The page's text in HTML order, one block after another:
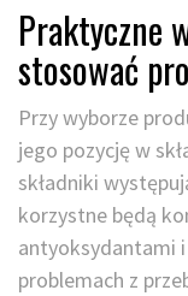
Praktyczne
stosować
Przy wyborze
jego pozycję w
składniki
korzystne będą
antyoksydantami
problemach z